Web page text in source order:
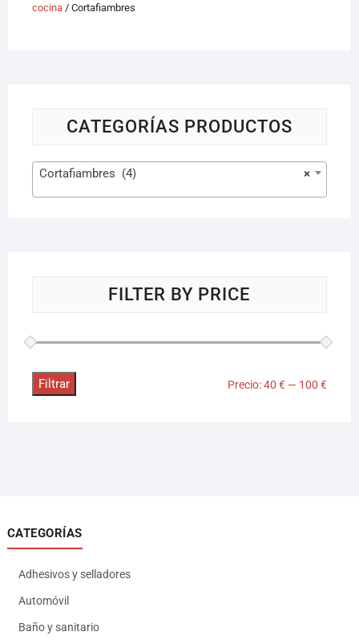
cocina/ Cortafiambres
CATEGORÍAS PRODUCTOS
×
Cortafiambres (4)
FILTER BY PRICE
Filtrar Precio:40 € — 100 €
CATEGORÍAS
Adhesivos y selladores
Automóvil
Baño y sanitario